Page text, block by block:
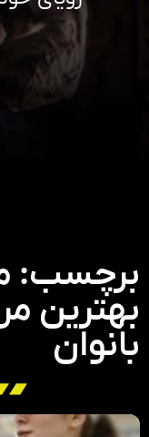
برچسب:
بهترین
بانوان